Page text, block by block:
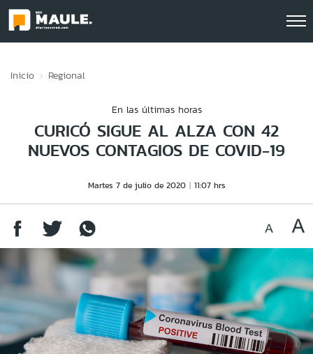
Inicio Regional
En las últimas horas
CURICÓ SIGUE AL ALZA CON 42
NUEVOS CONTAGIOS DE COVID-19
Martes 7 de julio de 2020 11:07 hrs